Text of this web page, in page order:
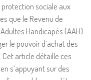
sociale aux
que le Revenu de
Handicapés (AAH)
le pouvoir d’achat des
article détaille ces
s’appuyant sur des